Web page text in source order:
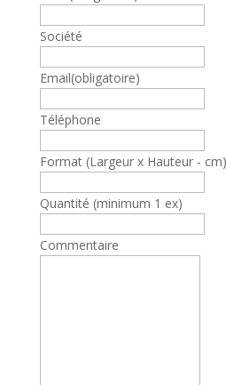
Société
Email(obligatoire)
Téléphone
Format (Largeur x Hauteur - cm)
Quantité (minimum 1 ex)
Commentaire